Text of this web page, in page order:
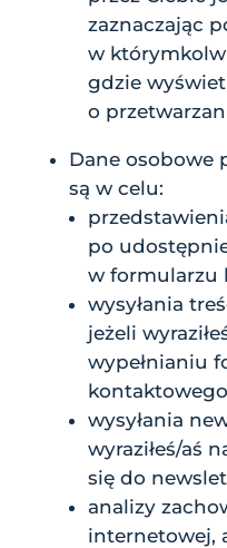
zaznaczając
w
gdzie
o
Dane osobowe
są w celu:
po
w formularzu
wysyłania
jeżeli
wypełnianiu
wysyłania
wyraziłeś/aś
się do
analizy
internetowej,